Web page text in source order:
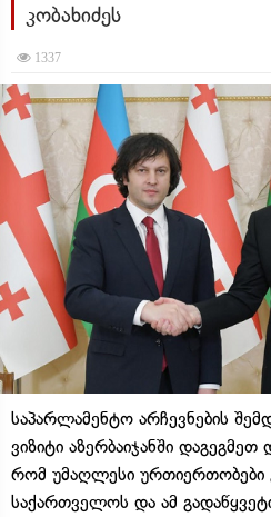
კობახიძეს
1337
საპარლამენტო არჩევნების
ვიზიტი აზერბაიჯანში
რომ უმაღლესი ურთიერთობები
საქართველოს და ამ